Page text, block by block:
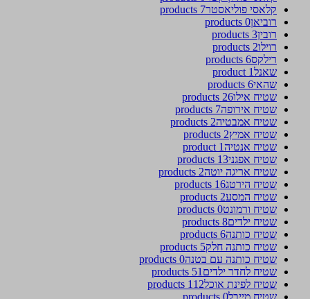
קלאסי פוליאסטר7 products
רוביאן0 products
רובין3 products
רוילו2 products
רילקס6 products
שאנל1 product
שהאי6 products
שטיח אילו26 products
שטיח אירופה7 products
שטיח אמבטיה2 products
שטיח אמיץ2 products
שטיח אנטיה1 product
שטיח אפגני13 products
שטיח אריגה יוטה2 products
שטיח הירטג16 products
שטיח המסע2 products
שטיח ורמונט0 products
שטיח ילדים8 products
שטיח כותנה6 products
שטיח כותנה חלק5 products
שטיח כותנה עם בטנה0 products
שטיח לחדר ילדים 51 products
שטיח לפינת אוכל112 products
שטיח מייבל0 products